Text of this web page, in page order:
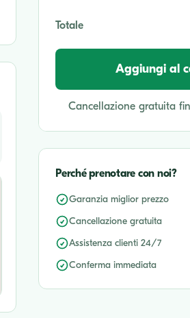
Totale
Aggiungi al
Cancellazione gratuita
Perché prenotare con noi?
Garanzia miglior prezzo
Cancellazione gratuita
Assistenza clienti 24/7
Conferma immediata